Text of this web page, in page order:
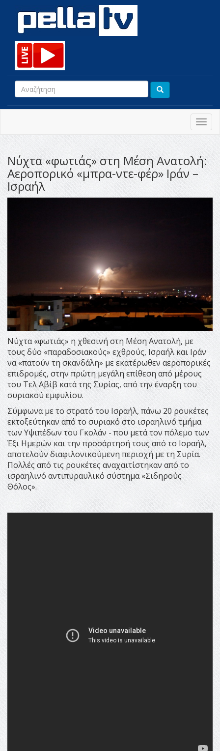
Νύχτα «φωτιάς» στη Μέση Ανατολή:
Αεροπορικό «μπρα-ντε-φέρ» Ιράν –
Ισραήλ
Νύχτα «φωτιάς» η χθεσινή στη Μέση Ανατολή, με
τους δύο «παραδοσιακούς» εχθρούς, Ισραήλ και Ιράν
να «πατούν τη σκανδάλη» με εκατέρωθεν αεροπορικές
επιδρομές, στην πρώτη μεγάλη επίθεση από μέρους
του Τελ Αβίβ κατά της Συρίας, από την έναρξη του
συριακού εμφυλίου.
Σύμφωνα με το στρατό του Ισραήλ, πάνω 20 ρουκέτες
εκτοξεύτηκαν από το συριακό στο ισραηλινό τμήμα
των Υψιπέδων του Γκολάν - που μετά τον πόλεμο των
Έξι Ημερών και την προσάρτησή τους από το Ισραήλ,
αποτελούν διαφιλονικούμενη περιοχή με τη Συρία.
Πολλές από τις ρουκέτες αναχαιτίστηκαν από το
ισραηλινό αντιπυραυλικό σύστημα «Σιδηρούς
Θόλος».